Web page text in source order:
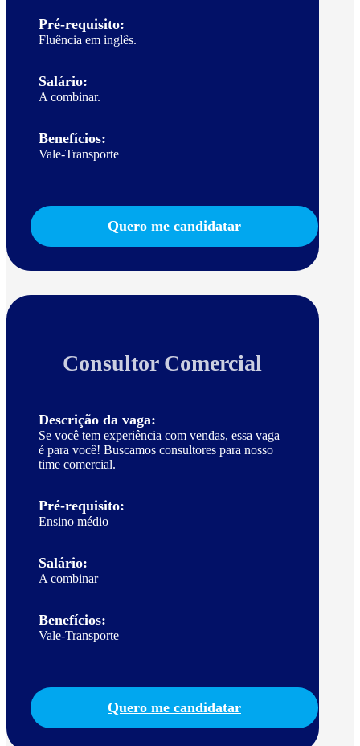
Pré-requisito:
Fluência em inglês.
Salário:
A combinar.
Benefícios:
Vale-Transporte
Quero me candidatar
Consultor Comercial
Descrição da vaga:
Se você tem experiência com vendas, essa vaga
é para você! Buscamos consultores para nosso
time comercial.
Pré-requisito:
Ensino médio
Salário:
A combinar
Benefícios:
Vale-Transporte
Quero me candidatar